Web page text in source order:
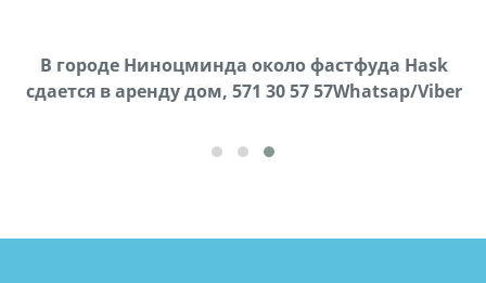
В городе Ниноцминда около фастфуда Hask
cдается в аренду дом, 571 30 57 57Whatsap/Viber